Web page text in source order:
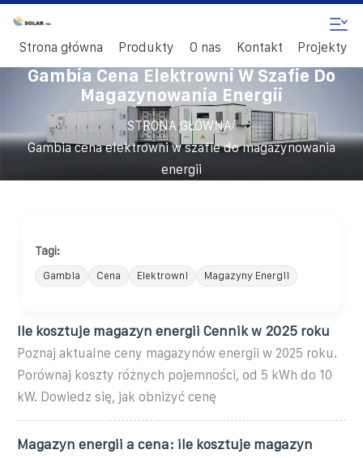
Strona główna Produkty O nas Kontakt Projekty
Gambia Cena Elektrowni W Szafie Do
Magazynowania Energii
STRONA GŁÓWNA/
Gambia cena elektrowni w szafie do magazynowania
energii
Tagi:
Gambia Cena Elektrowni Magazyny Energii
Ile kosztuje magazyn energii Cennik w 2025 roku
Poznaj aktualne ceny magazynów energii w 2025 roku.
Porównaj koszty różnych pojemności, od 5 kWh do 10
kW. Dowiedz się, jak obniżyć cenę
Magazyn energii a cena: ile kosztuje magazyn